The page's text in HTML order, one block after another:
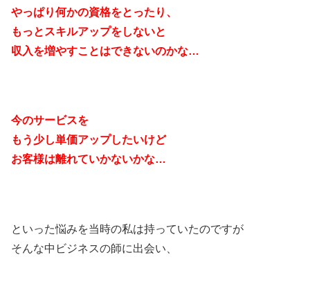
やっぱり何かの資格をとったり、
もっとスキルアップをしないと
収入を増やすことはできないのかな…
今のサービスを
もう少し単価アップしたいけど
お客様は離れていかないかな…
といった悩みを当時の私は持っていたのですが
そんな中ビジネスの師に出会い、